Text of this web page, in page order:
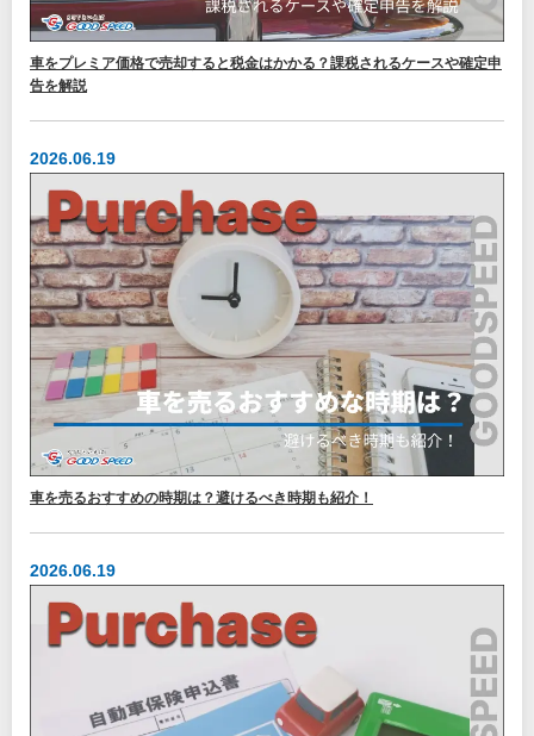
車をプレミア価格で売却すると税金はかかる？課税されるケースや確定申
告を解説
2026.06.19
車を売るおすすめの時期は？避けるべき時期も紹介！
2026.06.19